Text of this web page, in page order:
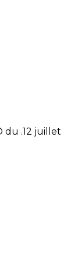
du .12 juillet